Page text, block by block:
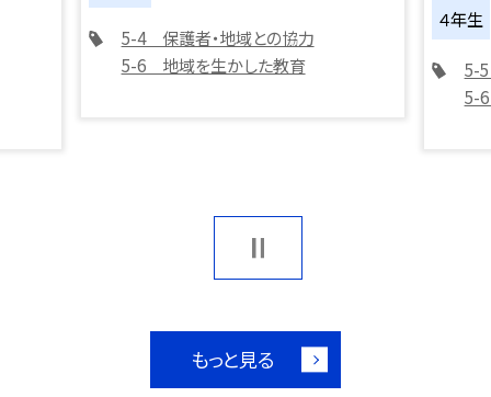
5-4 保護者・地域との協力
5-6 地域を生かした教育
４年生
5-
5-
もっと見る